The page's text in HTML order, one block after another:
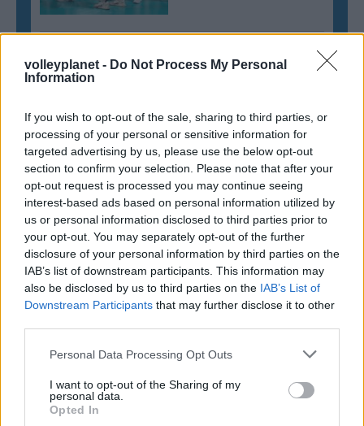
volleyplanet - Do Not Process My Personal
Information
If you wish to opt-out of the sale, sharing to third parties, or
processing of your personal or sensitive information for
targeted advertising by us, please use the below opt-out
section to confirm your selection. Please note that after your
opt-out request is processed you may continue seeing
interest-based ads based on personal information utilized by
us or personal information disclosed to third parties prior to
your opt-out. You may separately opt-out of the further
disclosure of your personal information by third parties on the
IAB’s list of downstream participants. This information may
also be disclosed by us to third parties on the IAB’s List of
Downstream Participants that may further disclose it to other
Please note that this website/app uses one or more Google
not limited to your visit or usage behaviour. You may click to
grant or deny consent to Google and its third-party tags to
use your data for below specified purposes in below Google
Personal Data Processing Opt Outs
I want to opt-out of the Sharing of my
personal data.
Opted In
ΗΛΙΑΣ ΠΑΠΑΪΩΑΝΝΟΥ
Α.Ο. Θήρας